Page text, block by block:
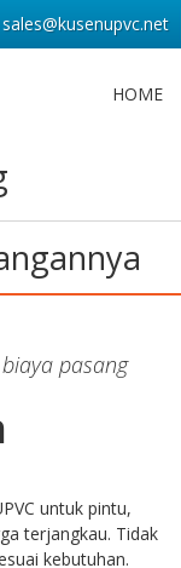
HOME
pasang
untuk pintu,
terjangkau. Tidak
kebutuhan.